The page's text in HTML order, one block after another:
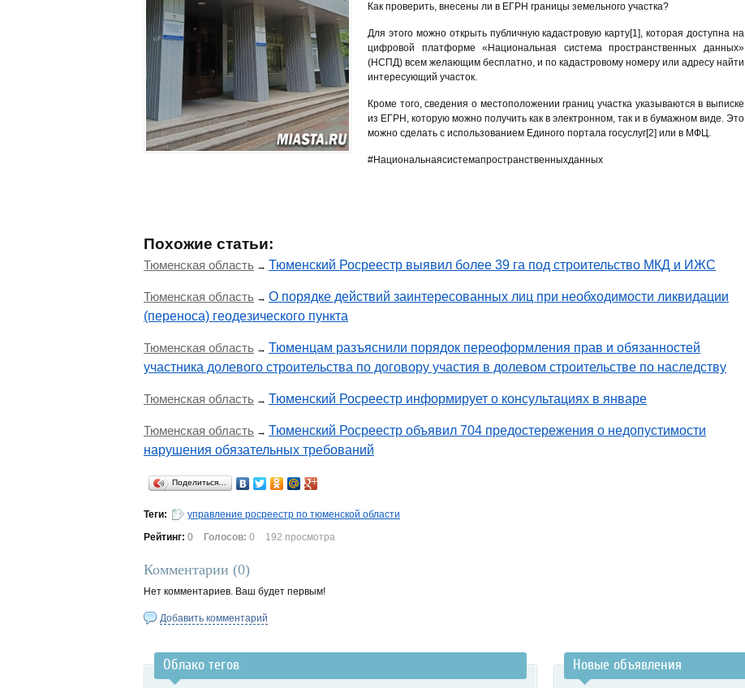
Как проверить, внесены ли в ЕГРН границы земельного участка?
Для этого можно открыть публичную кадастровую карту[1], которая доступна на
цифровой платформе «Национальная система пространственных данных»
(НСПД) всем желающим бесплатно, и по кадастровому номеру или адресу найти
интересующий участок.
Кроме того, сведения о местоположении границ участка указываются в выписке
из ЕГРН, которую можно получить как в электронном, так и в бумажном виде. Это
можно сделать с использованием Единого портала госуслуг[2] или в МФЦ.
#Национальнаясистемапространственныхданных
Похожие статьи:
Тюменская область → Тюменский Росреестр выявил более 39 га под строительство МКД и ИЖС
Тюменская область → О порядке действий заинтересованных лиц при необходимости ликвидации
(переноса) геодезического пункта
Тюменская область → Тюменцам разъяснили порядок переоформления прав и обязанностей
участника долевого строительства по договору участия в долевом строительстве по наследству
Тюменская область → Тюменский Росреестр информирует о консультациях в январе
Тюменская область → Тюменский Росреестр объявил 704 предостережения о недопустимости
нарушения обязательных требований
Поделиться…
Теги:
управление росреестр по тюменской области
Рейтинг: 0 Голосов: 0 192 просмотра
Комментарии (0)
Нет комментариев. Ваш будет первым!
Добавить комментарий
Облако тегов Новые объявления